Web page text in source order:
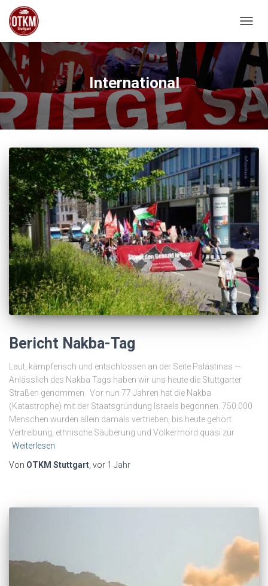
International
Bericht Nakba-Tag
Laut, kämpferisch und entschlossen an der Seite Palästinas —
Anlässlich des Nakba Tags haben wir uns heute die Stuttgarter
Straßen genommen. Vor nun 77 Jahren hat die Nakba
(Katastrophe) mit der Staatsgründung Israels begonnen. 750.000
Menschen wurden allein damals vertrieben, bis heute gehört
Vertreibung, ethnische Säuberung und Völkermord quasi zur
Weiterlesen
Von OTKM Stuttgart , vor 1 Jahr